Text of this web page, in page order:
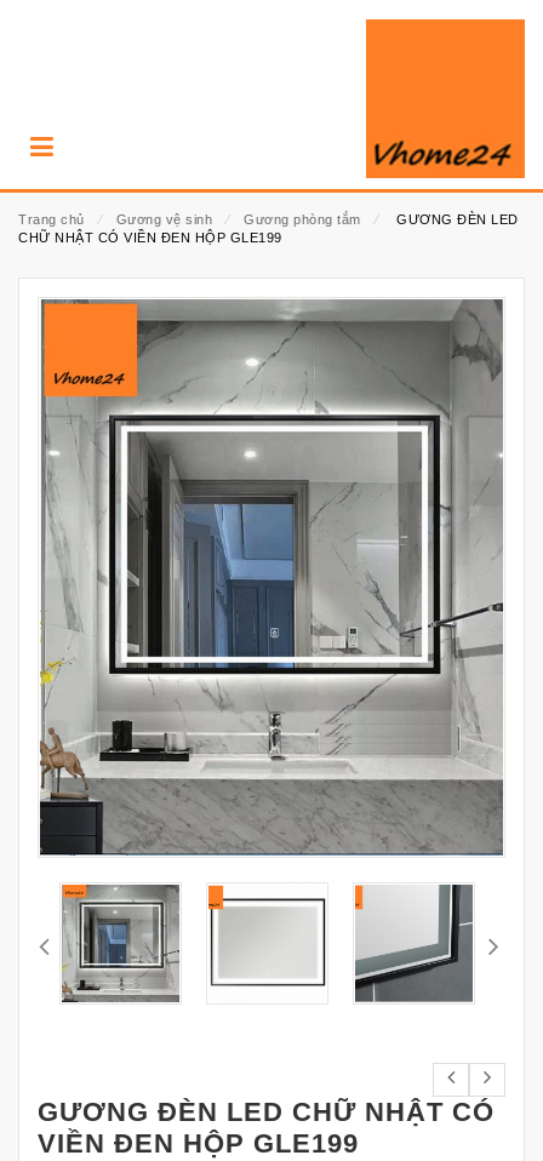
Trang chủ ⁄ Gương vệ sinh ⁄ Gương phòng tắm ⁄
GƯƠNG ĐÈN LED
CHỮ NHẬT CÓ VIỀN ĐEN HỘP GLE199
GƯƠNG ĐÈN LED CHỮ NHẬT CÓ
VIỀN ĐEN HỘP GLE199